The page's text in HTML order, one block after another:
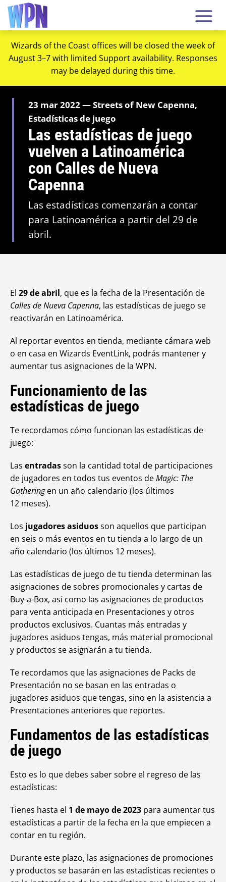
Wizards of the Coast offices will be closed the week of
August 3–7 with limited Support availability. Responses
may be delayed during this time.
23 mar 2022 — Streets of New Capenna,
Estadísticas de juego
Las estadísticas de juego
vuelven a Latinoamérica
con Calles de Nueva
Capenna
Las estadísticas comenzarán a contar
para Latinoamérica a partir del 29 de
abril.
El 29 de abril, que es la fecha de la Presentación de
Calles de Nueva Capenna, las estadísticas de juego se
reactivarán en Latinoamérica.
Al reportar eventos en tienda, mediante cámara web
o en casa en Wizards EventLink, podrás mantener y
aumentar tus asignaciones de la WPN.
Funcionamiento de las
estadísticas de juego
Te recordamos cómo funcionan las estadísticas de
juego:
Las entradasson la cantidad total de participaciones
de jugadores en todos tus eventos deMagic: The
Gatheringen un año calendario (los últimos
12 meses).
Los jugadores asiduosson aquellos que participan
en seis o más eventos en tu tienda a lo largo de un
año calendario (los últimos 12 meses).
Las estadísticas de juego de tu tienda determinan las
asignaciones de sobres promocionales y cartas de
Buy-a-Box, así como las asignaciones de productos
para venta anticipada en Presentaciones y otros
productos exclusivos. Cuantas más entradas y
jugadores asiduos tengas, más material promocional
y productos se asignarán a tu tienda.
Te recordamos que las asignaciones de Packs de
Presentación no se basan en las entradas o
jugadores asiduos que tengas, sino en la asistencia a
Presentaciones anteriores que reportes.
Fundamentos de las estadísticas
de juego
Esto es lo que debes saber sobre el regreso de las
estadísticas:
Tienes hasta el 1 de mayo de 2023 para aumentar tus
estadísticas a partir de la fecha en la que empiecen a
contar en tu región.
Durante este plazo, las asignaciones de promociones
y productos se basarán en las estadísticas recientes o